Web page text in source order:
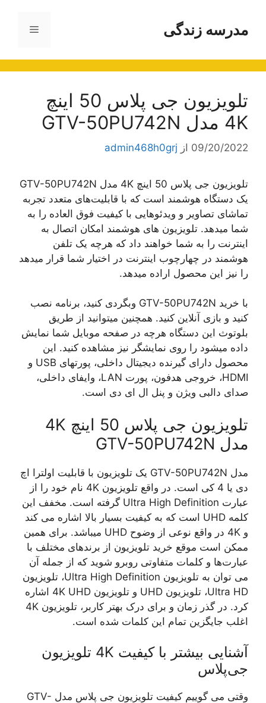
محتوامدرسه زندگی فهرست
تلویزیون جی پلاس 50 اینچ
4K مدل GTV-50PU742N
09/20/2022 از admin468h0grj
تلویزیون جی پلاس 50 اینچ 4K مدل GTV-50PU742N
یک دستگاه هوشمند است که با قابلیت‌های متعدد تجربه
تماشای تصاویر و ویدئوهایی با کیفیت فوق العاده را به
شما میدهد. تلویزیون های هوشمند امکان اتصال به
اینترنت را به شما خواهند داد که هرچه یک تلفن
هوشمند در چهارچوب اینترنت در اختیار شما قرار میدهد
را نیز این محصول اراده میدهد.
با خرید GTV-50PU742N وبگردی کنید، برنامه نصب
کنید و بازی آنلاین کنید. همچنین میتوانید از طریق
بلوتوث این دستگاه هرچه در صفحه موبایل شما نمایش
داده میشود را روی نمایشگر نیز مشاهده کنید. این
محصول دارای گیرنده دیجیتال داخلی، پورتهای USB و
HDMI، خروجی هدفون، پورت LAN، وایفای داخلی،
صدای دالبی ویژن و پنل ال ای دی است.
تلویزیون جی پلاس 50 اینچ 4K
مدل GTV-50PU742N
مدل GTV-50PU742N یک تلویزیون با قابلیت اولترا اچ
دی یا 4 کی است. در واقع تلویزیون 4K نام خود را از
عبارت Ultra High Definition گرفته است. مخفف این
کلمه UHD است که به کیفیت بسیار بالا اشاره می کند
و 4K در واقع نوعی از وضوح UHD میباشد. برای همین
ممکن است موقع خرید تلویزیون از برندهای مختلف با
عبارت‌ها و کلمات متفاوتی روبرو شوید که از جمله آن
می توان به تلویزیون Ultra High Definition، تلویزیون
Ultra HD، تلویزیون UHD و تلویزیون 4K UHD اشاره
کرد. در گذر زمان و برای درک بهتر کاربر، تلویزیون 4K
اغلب جایگزین تمام این کلمات شده است.
آشنایی بیشتر با کیفیت 4K تلویزیون
جی‌پلاس
وقتی می گوییم کیفیت تلویزیون جی پلاس مدل GTV-